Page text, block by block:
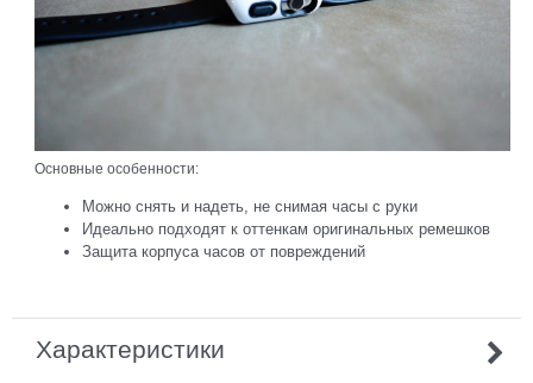
Основные особенности:
Можно снять и надеть, не снимая часы с руки
Идеально подходят к оттенкам оригинальных ремешков
Защита корпуса часов от повреждений
Характеристики